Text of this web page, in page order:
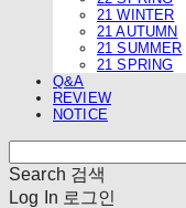
21 WINTER
21 AUTUMN
21 SUMMER
21 SPRING
Q&A
REVIEW
NOTICE
Search 검색
Log In 로그인